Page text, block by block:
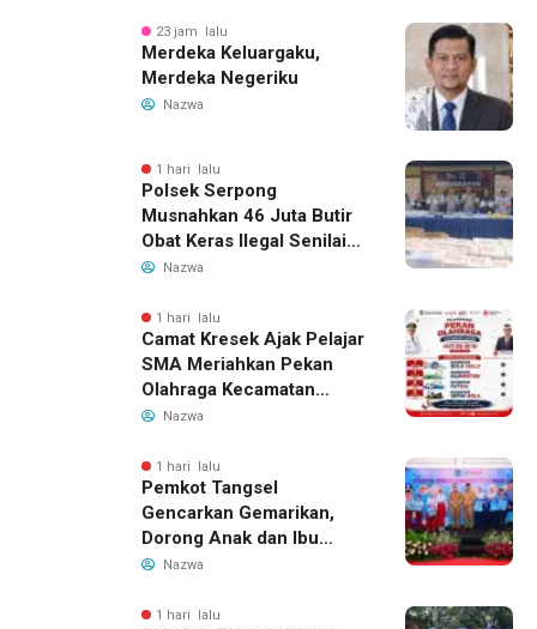
23 jam lalu
Merdeka Keluargaku,
Merdeka Negeriku
Nazwa
1 hari lalu
Polsek Serpong
Musnahkan 46 Juta Butir
Obat Keras Ilegal Senilai
Rp230 Miliar
Nazwa
1 hari lalu
Camat Kresek Ajak Pelajar
SMA Meriahkan Pekan
Olahraga Kecamatan
Kresek 2026
Nazwa
1 hari lalu
Pemkot Tangsel
Gencarkan Gemarikan,
Dorong Anak dan Ibu
Hamil Penuhi Protein
Nazwa
1 hari lalu